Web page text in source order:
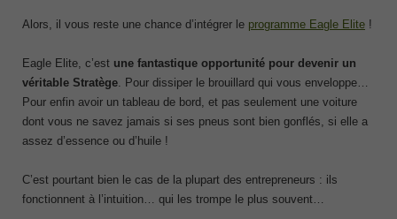
Alors, il vous reste une chance d’intégrer le programme Eagle Elite !
Eagle Elite, c’est une fantastique opportunité pour devenir un
véritable Stratège. Pour dissiper le brouillard qui vous enveloppe…
Pour enfin avoir un tableau de bord, et pas seulement une voiture
dont vous ne savez jamais si ses pneus sont bien gonflés, si elle a
assez d’essence ou d’huile !
C’est pourtant bien le cas de la plupart des entrepreneurs : ils
fonctionnent à l’intuition… qui les trompe le plus souvent…